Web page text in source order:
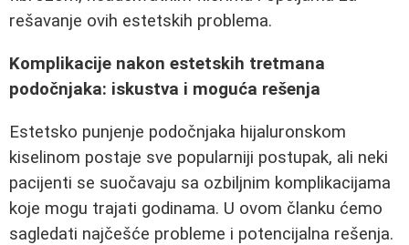
rešavanje ovih estetskih problema.
Komplikacije nakon estetskih tretmana
podočnjaka: iskustva i moguća rešenja
Estetsko punjenje podočnjaka hijaluronskom
kiselinom postaje sve popularniji postupak, ali neki
pacijenti se suočavaju sa ozbiljnim komplikacijama
koje mogu trajati godinama. U ovom članku ćemo
sagledati najčešće probleme i potencijalna rešenja.